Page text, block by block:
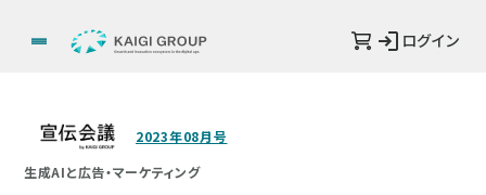
ログイン
2023年08月号
生成AIと広告・マーケティング